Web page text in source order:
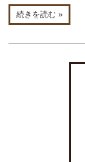
続きを読む »